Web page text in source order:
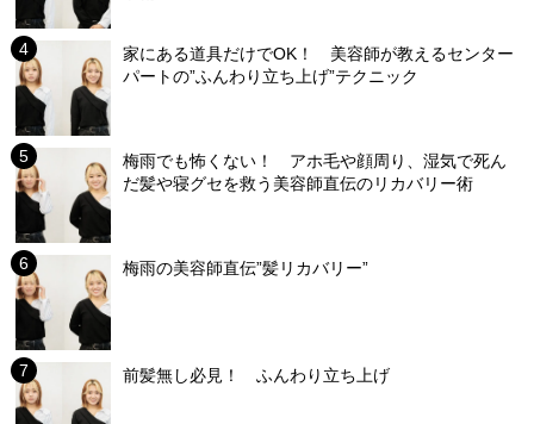
家にある道具だけでOK！ 美容師が教えるセンター
パートの”ふんわり立ち上げ”テクニック
梅雨でも怖くない！ アホ毛や顔周り、湿気で死ん
だ髪や寝グセを救う美容師直伝のリカバリー術
梅雨の美容師直伝”髪リカバリー”
前髪無し必見！ ふんわり立ち上げ